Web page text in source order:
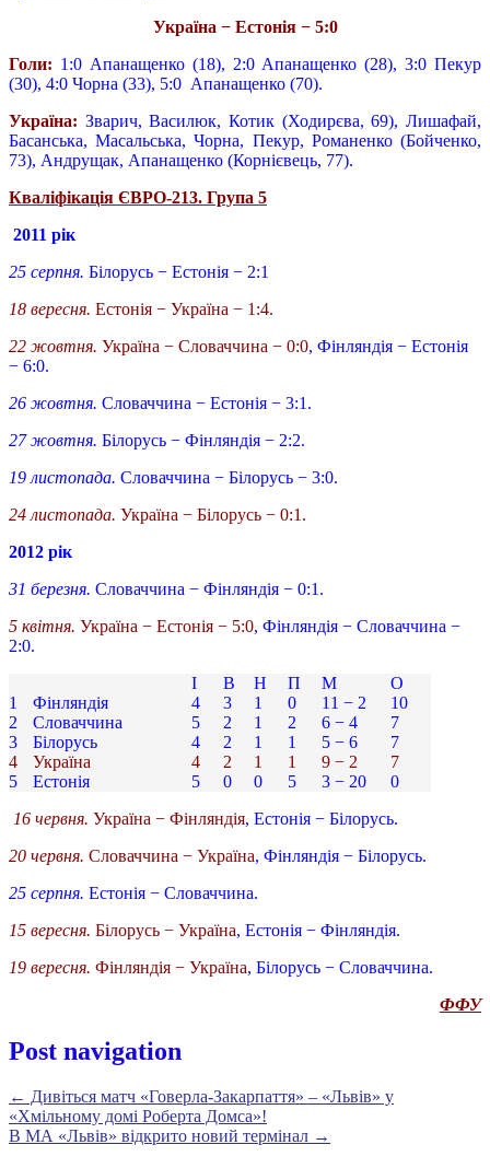
Україна − Естонія − 5:0
Голи: 1:0 Апанащенко (18), 2:0 Апанащенко (28), 3:0 Пекур
(30), 4:0 Чорна (33), 5:0 Апанащенко (70).
Україна: Зварич, Василюк, Котик (Ходирєва, 69), Лишафай,
Басанська, Масальська, Чорна, Пекур, Романенко (Бойченко,
73), Андрущак, Апанащенко (Корнієвець, 77).
Кваліфікація ЄВРО-213. Група 5
2011 рік
25 серпня. Білорусь − Естонія − 2:1
18 вересня. Естонія − Україна − 1:4.
22 жовтня. Україна − Словаччина − 0:0, Фінляндія − Естонія
− 6:0.
26 жовтня. Словаччина − Естонія − 3:1.
27 жовтня. Білорусь − Фінляндія − 2:2.
19 листопада. Словаччина − Білорусь − 3:0.
24 листопада. Україна − Білорусь − 0:1.
2012 рік
31 березня. Словаччина − Фінляндія − 0:1.
5 квітня. Україна − Естонія − 5:0, Фінляндія − Словаччина −
2:0.
І
В Н П М
О
1
Фінляндія 4 3 1 0 11 − 2
10
2
Словаччина 5 2 1 2 6 − 4
7
3
Білорусь 4 2 1 1 5 − 6
7
4
Україна 4 2 1 1 9 − 2
7
5
Естонія 5 0 0 5 3 − 20
0
16 червня. Україна − Фінляндія, Естонія − Білорусь.
20 червня. Словаччина − Україна, Фінляндія − Білорусь.
25 серпня. Естонія − Словаччина.
15 вересня. Білорусь − Україна, Естонія − Фінляндія.
19 вересня. Фінляндія − Україна, Білорусь − Словаччина.
ФФУ
Post navigation
← Дивіться матч «Говерла-Закарпаття» – «Львів» у
«Хмільному домі Роберта Домса»!
В МА «Львів» відкрито новий термінал →